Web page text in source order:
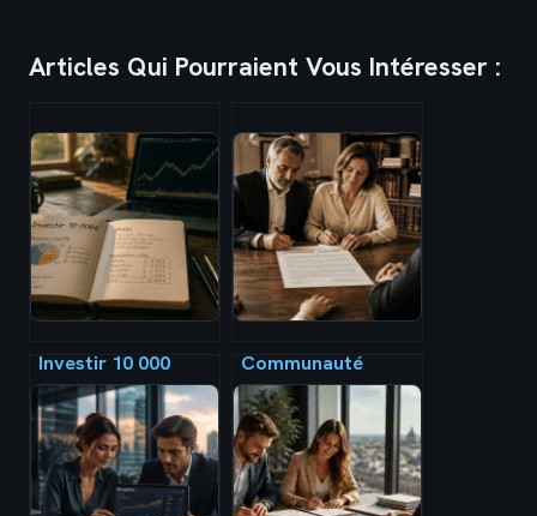
Articles Qui Pourraient Vous Intéresser :
Investir 10 000
euros : 3 stratégies
concrètes pour
faire fructifier
votre capital
Communauté
universelle : peut-
on réellement
déshériter ses
enfants au profit
du conjoint ?